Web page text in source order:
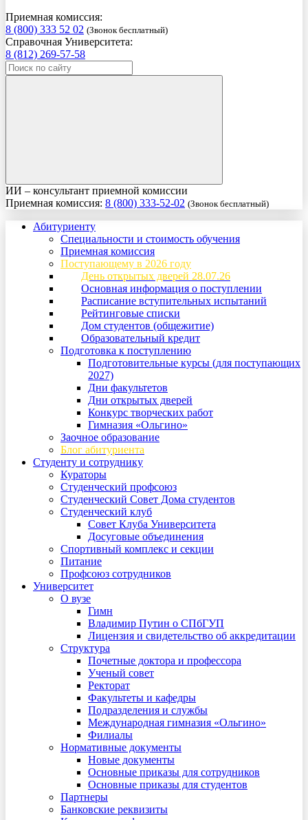
Приемная комиссия:
8 (800) 333 52 02 (Звонок бесплатный)
Справочная Университета:
8 (812) 269-57-58
ИИ – консультант приемной комиссии
Приемная комиссия: 8 (800) 333-52-02 (Звонок бесплатный)
Абитуриенту
Специальности и стоимость обучения
Приемная комиссия
Поступающему в 2026 году
День открытых дверей 28.07.26
Основная информация о поступлении
Расписание вступительных испытаний
Рейтинговые списки
Дом студентов (общежитие)
Образовательный кредит
Подготовка к поступлению
Подготовительные курсы (для поступающих
2027)
Дни факультетов
Дни открытых дверей
Конкурс творческих работ
Гимназия «Ольгино»
Заочное образование
Блог абитуриента
Студенту и сотруднику
Кураторы
Студенческий профсоюз
Студенческий Совет Дома студентов
Студенческий клуб
Совет Клуба Университета
Досуговые объединения
Спортивный комплекс и секции
Питание
Профсоюз сотрудников
Университет
О вузе
Гимн
Владимир Путин о СПбГУП
Лицензия и свидетельство об аккредитации
Структура
Почетные доктора и профессора
Ученый совет
Ректорат
Факультеты и кафедры
Подразделения и службы
Международная гимназия «Ольгино»
Филиалы
Нормативные документы
Новые документы
Основные приказы для сотрудников
Основные приказы для студентов
Партнеры
Банковские реквизиты